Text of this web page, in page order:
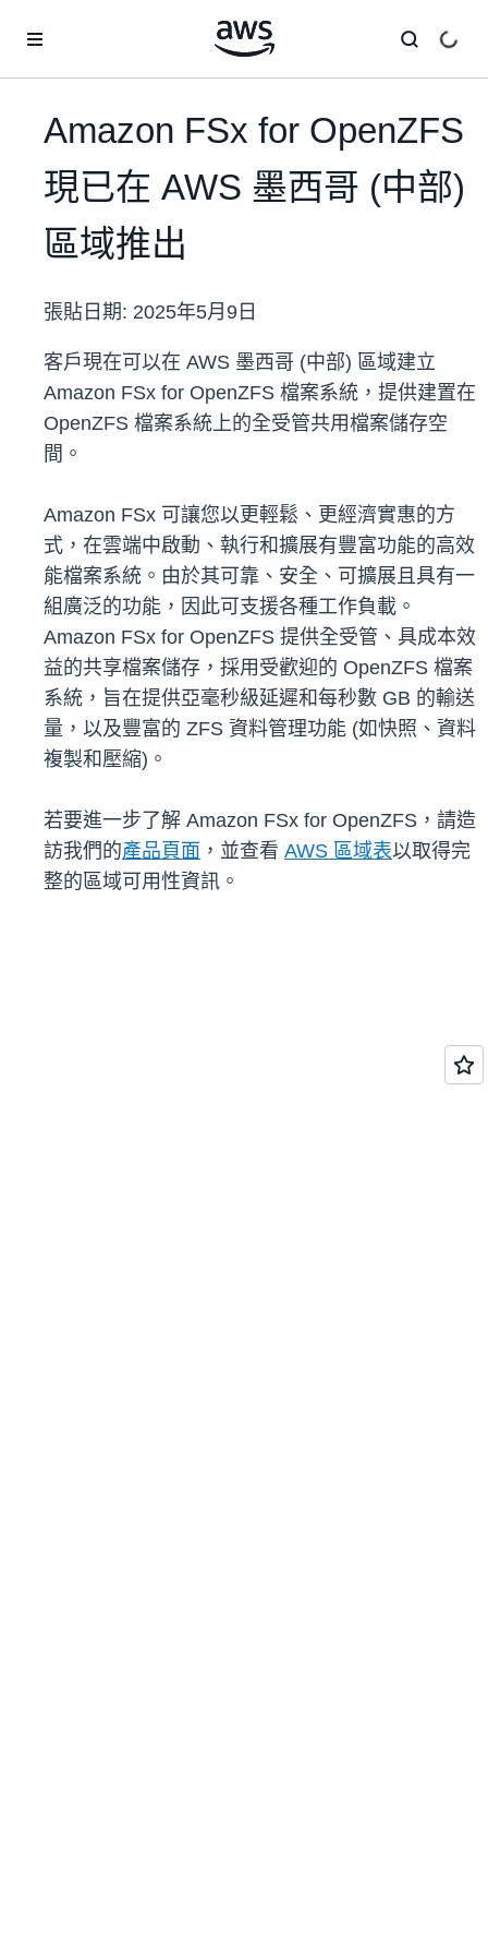
Amazon FSx for OpenZFS
現已在 AWS 墨西哥 (中部)
區域推出
張貼日期: 2025年5月9日
客戶現在可以在 AWS 墨西哥 (中部) 區域建立
Amazon FSx for OpenZFS 檔案系統，提供建置在
OpenZFS 檔案系統上的全受管共用檔案儲存空
間。
Amazon FSx 可讓您以更輕鬆、更經濟實惠的方
式，在雲端中啟動、執行和擴展有豐富功能的高效
能檔案系統。由於其可靠、安全、可擴展且具有一
組廣泛的功能，因此可支援各種工作負載。
Amazon FSx for OpenZFS 提供全受管、具成本效
益的共享檔案儲存，採用受歡迎的 OpenZFS 檔案
系統，旨在提供亞毫秒級延遲和每秒數 GB 的輸送
量，以及豐富的 ZFS 資料管理功能 (如快照、資料
複製和壓縮)。
若要進一步了解 Amazon FSx for OpenZFS，請造
訪我們的產品頁面 ，並查看 AWS 區域表以取得完
整的區域可用性資訊。